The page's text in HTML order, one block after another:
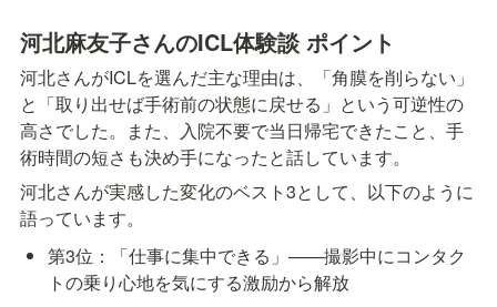
河北麻友子さんのICL体験談 ポイント
河北さんがICLを選んだ主な理由は、「角膜を削らない」
と「取り出せば手術前の状態に戻せる」という可逆性の
高さでした。また、入院不要で当日帰宅できたこと、手
術時間の短さも決め手になったと話しています。
河北さんが実感した変化のベスト3として、以下のように
語っています。
第3位：「仕事に集中できる」——撮影中にコンタク
トの乗り心地を気にする激励から解放